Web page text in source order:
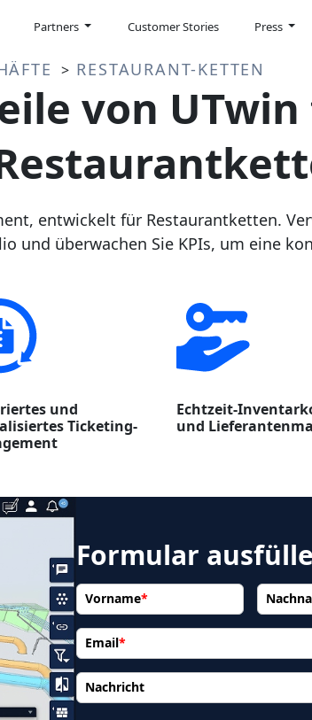
Partners Customer Stories Press
> RESTAURANT-KETTEN
von
entwickelt für Restaurantketten.
und überwachen Sie KPIs, um eine
und
Ticketing-
Echtzeit-
und
Formular
Vorname*
Email*
Nachricht